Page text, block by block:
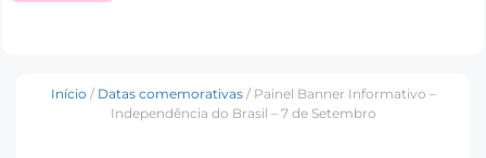
Início / Datas comemorativas/ Painel Banner Informativo –
Independência do Brasil – 7 de Setembro